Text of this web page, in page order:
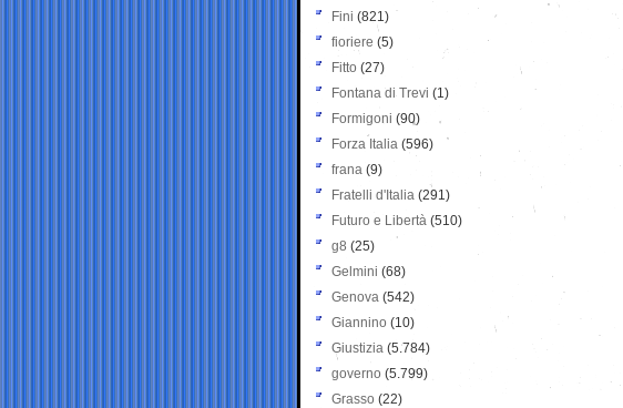
Fini (821)
fioriere (5)
Fitto (27)
Fontana di Trevi (1)
Formigoni (90)
Forza Italia (596)
frana (9)
Fratelli d'Italia (291)
Futuro e Libertà (510)
g8 (25)
Gelmini (68)
Genova (542)
Giannino (10)
Giustizia (5.784)
governo (5.799)
Grasso (22)